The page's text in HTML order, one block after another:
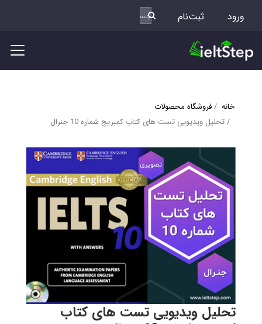
ورود ثبت‌نام
خانه
فروشگاه محصولات
تحلیل ویدیویی تست های کتاب کمبریج شماره 10 جنرال
تحلیل ویدیویی تست های کتاب